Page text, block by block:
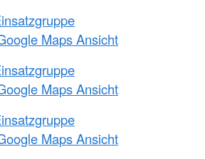
Maps Ansicht
Maps Ansicht
Maps Ansicht